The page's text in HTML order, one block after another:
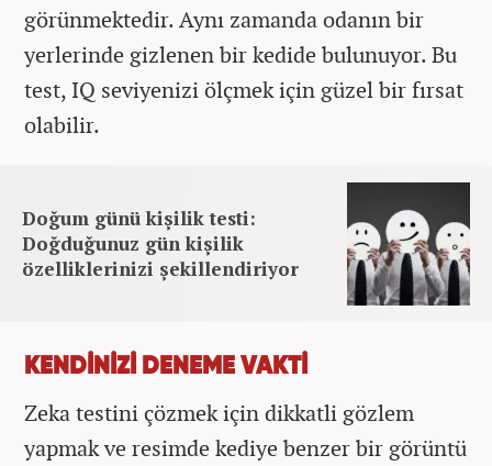
görünmektedir. Aynı zamanda odanın bir
yerlerinde gizlenen bir kedide bulunuyor. Bu
test, IQ seviyenizi ölçmek için güzel bir fırsat
olabilir.
Doğum günü kişilik testi:
Doğduğunuz gün kişilik
özelliklerinizi şekillendiriyor
KENDİNİZİ DENEME VAKTİ
Zeka testini çözmek için dikkatli gözlem
yapmak ve resimde kediye benzer bir görüntü